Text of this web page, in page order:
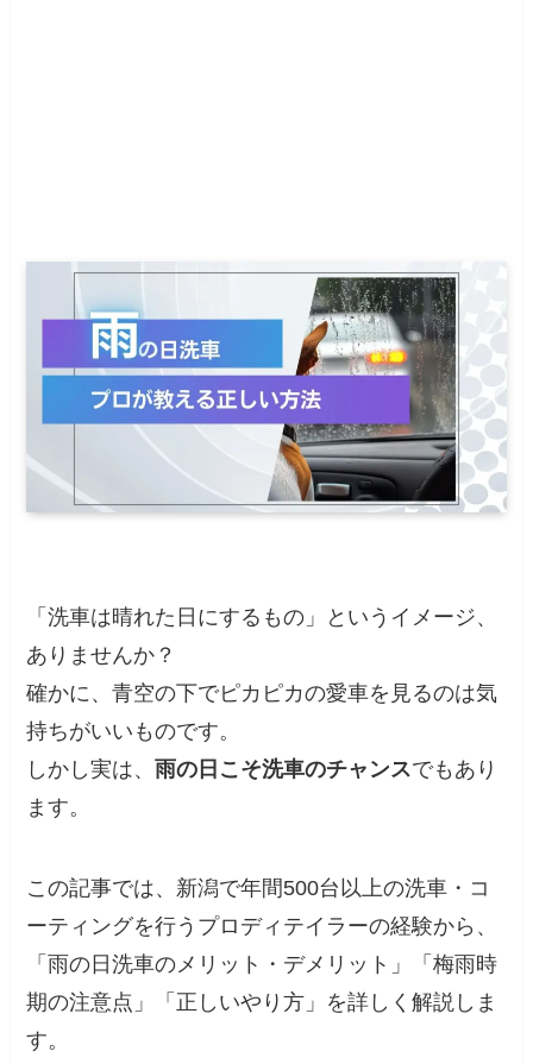
「洗車は晴れた日にするもの」というイメージ、
ありませんか？
確かに、青空の下でピカピカの愛車を見るのは気
持ちがいいものです。
しかし実は、雨の日こそ洗車のチャンスでもあり
ます。
この記事では、新潟で年間500台以上の洗車・コ
ーティングを行うプロディテイラーの経験から、
「雨の日洗車のメリット・デメリット」「梅雨時
期の注意点」「正しいやり方」を詳しく解説しま
す。